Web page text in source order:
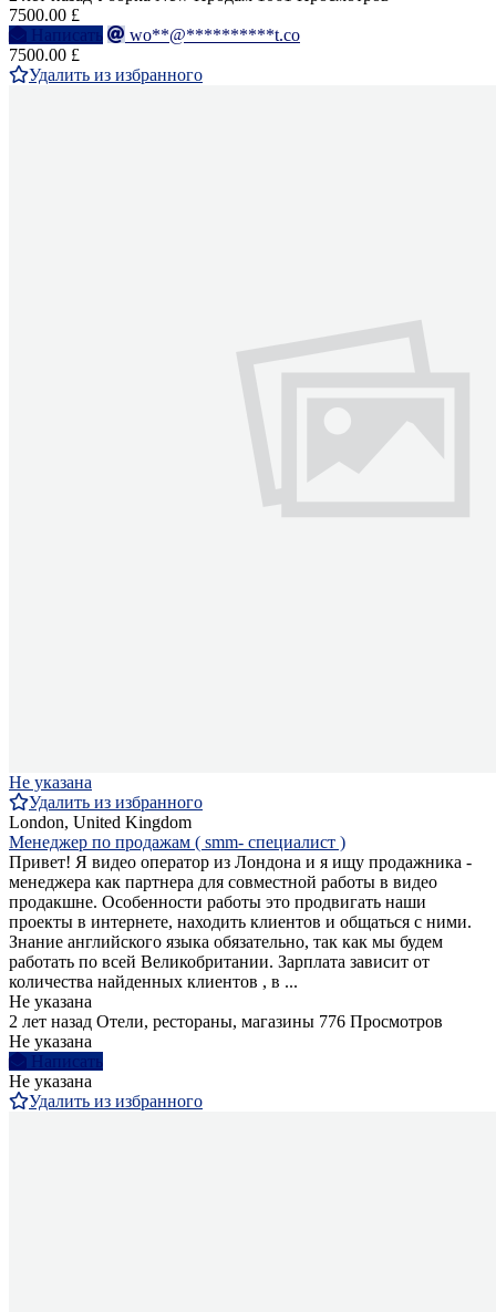
7500.00 £
Написать
wo**@**********t.co
7500.00 £
Удалить из избранного
Не указана
Удалить из избранного
London, United Kingdom
Менеджер по продажам ( smm- специалист )
Привет! Я видео оператор из Лондона и я ищу продажника -
менеджера как партнера для совместной работы в видео
продакшне. Особенности работы это продвигать наши
проекты в интернете, находить клиентов и общаться с ними.
Знание английского языка обязательно, так как мы будем
работать по всей Великобритании. Зарплата зависит от
количества найденных клиентов , в ...
Не указана
2 лет назад Отели, рестораны, магазины 776 Просмотров
Не указана
Написать
Не указана
Удалить из избранного